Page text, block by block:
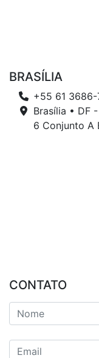
BRASÍLIA
+55 61 3686-
Brasília • DF
6 Conjunto A
CONTATO